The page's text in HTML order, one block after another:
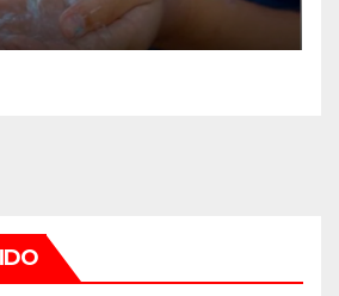
POTABLE EN